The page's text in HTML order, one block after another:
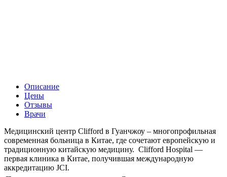
Описание
Цены
Отзывы
Врачи
Медицинский центр Clifford в Гуанчжоу – многопрофильная
современная больница в Китае, где сочетают европейскую и
традиционную китайскую медицину. Clifford Hospital —
первая клиника в Китае, получившая международную
аккредитацию JCI.